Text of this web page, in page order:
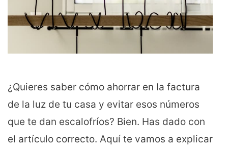
¿Quieres saber cómo ahorrar en la factura
de la luz de tu casa y evitar esos números
que te dan escalofríos? Bien. Has dado con
el artículo correcto. Aquí te vamos a explicar